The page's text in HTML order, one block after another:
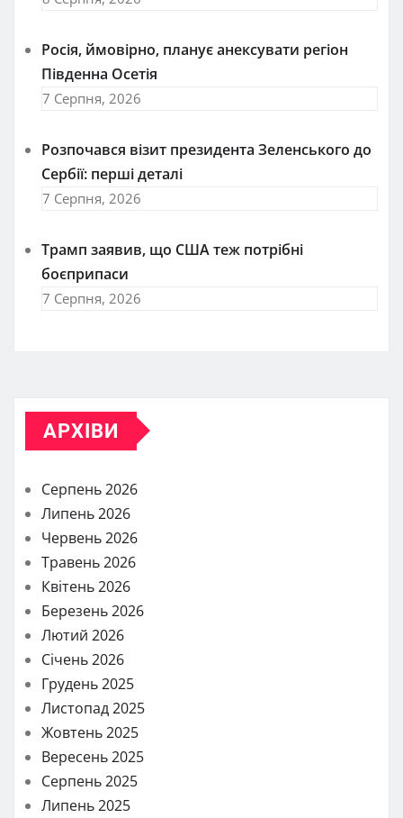
Росія, ймовірно, планує анексувати регіон
Південна Осетія
7 Серпня, 2026
Розпочався візит президента Зеленського до
Сербії: перші деталі
7 Серпня, 2026
Трамп заявив, що США теж потрібні
боєприпаси
7 Серпня, 2026
АРХІВИ
Серпень 2026
Липень 2026
Червень 2026
Травень 2026
Квітень 2026
Березень 2026
Лютий 2026
Січень 2026
Грудень 2025
Листопад 2025
Жовтень 2025
Вересень 2025
Серпень 2025
Липень 2025